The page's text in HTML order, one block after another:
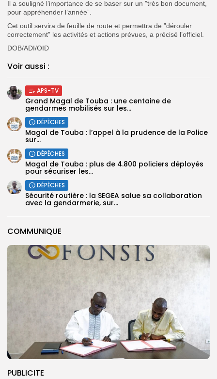
COMMUNIQUE
PUBLICITE
Il a souligné l’importance de se baser sur un ”très bon document,
pour appréhender l’année”.
Cet outil servira de feuille de route et permettra de ”dérouler
correctement” les activités et actions prévues, a précisé l’officiel.
DOB/ADI/OID
Voir aussi :
APS-TV
Grand Magal de Touba : une centaine de
gendarmes mobilisés sur les...
DÉPÊCHES
Magal de Touba : l’appel à la prudence de la Police
sur...
DÉPÊCHES
Magal de Touba : plus de 4.800 policiers déployés
pour sécuriser les...
DÉPÊCHES
Sécurité routière : la SEGEA salue sa collaboration
avec la gendarmerie, sur...